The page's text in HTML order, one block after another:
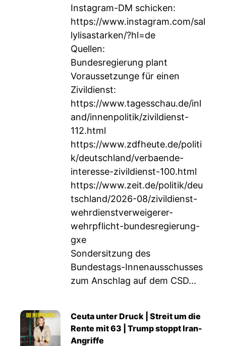
Instagram-DM schicken:
https://www.instagram.com/sal
lylisastarken/?hl=de
Quellen:
Bundesregierung plant
Voraussetzunge für einen
Zivildienst:
https://www.tagesschau.de/inl
and/innenpolitik/zivildienst-
112.html
https://www.zdfheute.de/politi
k/deutschland/verbaende-
interesse-zivildienst-100.html
https://www.zeit.de/politik/deu
tschland/2026-08/zivildienst-
wehrdienstverweigerer-
wehrpflicht-bundesregierung-
gxe
Sondersitzung des
Bundestags-Innenausschusses
zum Anschlag auf dem CSD...
Ceuta unter Druck | Streit um die
Rente mit 63 | Trump stoppt Iran-
Angriffe